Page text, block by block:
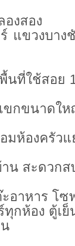
งสอง
แขวงบาง
นที่ใช้สอย
ขกขนาดใ
มห้องครัว
น สะดวกส
ะอาหาร โซ
ทุกห้อง ตู้เย็